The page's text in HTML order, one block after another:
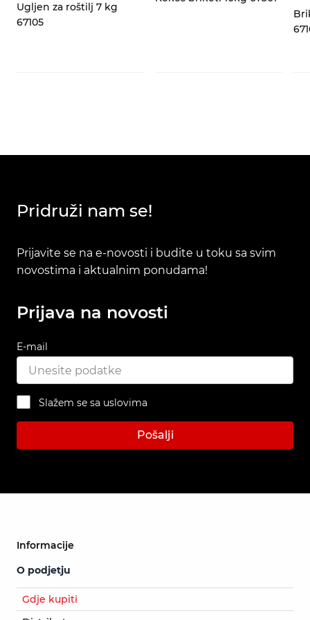
Ugljen za roštilj 7 kg
67105
Pridruži nam se!
Prijavite se na e-novosti i budite u toku sa svim
novostima i aktualnim ponudama!
Prijava na novosti
E-mail
Slažem se sa uslovima
Pošalji
Informacije
O podjetju
Gdje kupiti